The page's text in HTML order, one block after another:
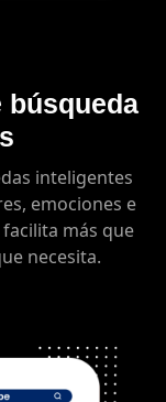
búsqueda
inteligentes
emociones e
más que
necesita.